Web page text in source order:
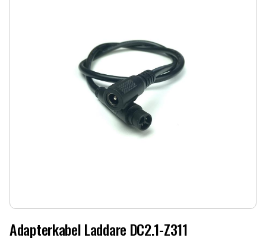
Adapterkabel Laddare DC2.1-Z311